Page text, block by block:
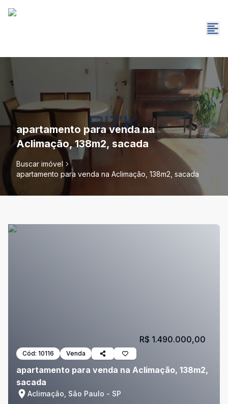
apartamento para venda na
Aclimação, 138m2, sacada
Buscar imóvel
apartamento para venda na Aclimação, 138m2, sacada
Cód: 10116 Venda
apartamento para venda na Aclimação, 138m2,
sacada
Aclimação, São Paulo - SP
R$ 1.490.000,00